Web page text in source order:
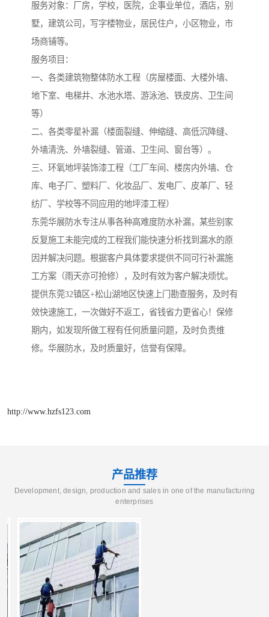
服务对象：厂房，学校，医院，企事业单位，酒店，别
墅，建筑公司，写字楼物业，居民住户，小区物业，市
场商铺等。
服务项目：
一、各类建筑物整体防水工程（房屋楼面、大楼外墙、
地下室、电梯井、水池水塔、游泳池、铁皮房、卫生间
等）
二、各类零星补漏（楼面裂缝、伸缩缝、高低沉降缝、
外墙清洗、外墙裂缝、管道、卫生间、窗台等）。
三、环氧地坪装饰漆工程（工厂车间、楼房内外墙、仓
库、电子厂、塑料厂、化妆品厂、发电厂、皮革厂、轻
纺厂、学校等不同应用的地坪漆工程）
东莞华展防水专注从事各种高难度防水补漏，某些别家
反复施工未能完成的工程我们能快速分析找到漏水的原
因并解决问题。根据客户具体要求提供不同可行补漏施
工方案（雨天亦可抢修），及时有效为客户解决烦忧。
提供东莞32镇区+松山湖地区快速上门勘查服务，及时有
效快速施工，一次做好不返工，省钱省力更省心！保修
期内，如发现所做工程有任何质量问题，及时负责维
修。华展防水，及时质量好，信誉有保障。
http://www.hzfs123.com
产品推荐
Development, design, production and sales in one of the manufacturing
enterprises